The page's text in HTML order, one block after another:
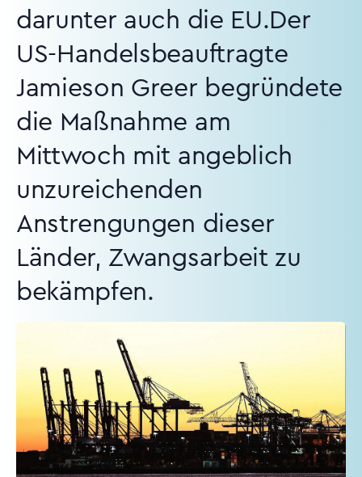
darunter auch die EU.Der
US-Handelsbeauftragte
Jamieson Greer begründete
die Maßnahme am
Mittwoch mit angeblich
unzureichenden
Anstrengungen dieser
Länder, Zwangsarbeit zu
bekämpfen.